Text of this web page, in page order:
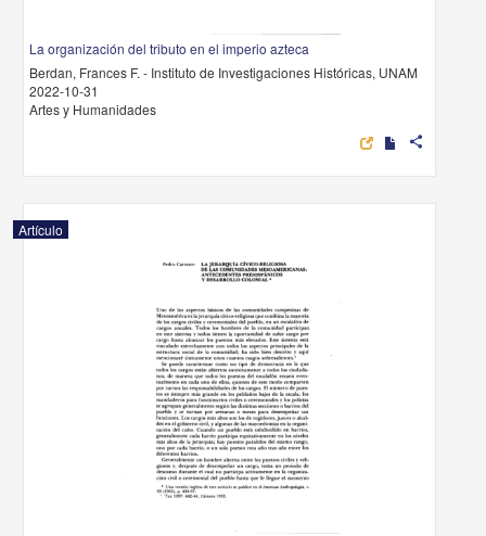
La organización del tributo en el imperio azteca
Berdan, Frances F. - Instituto de Investigaciones Históricas, UNAM
2022-10-31
Artes y Humanidades
share
Artículo